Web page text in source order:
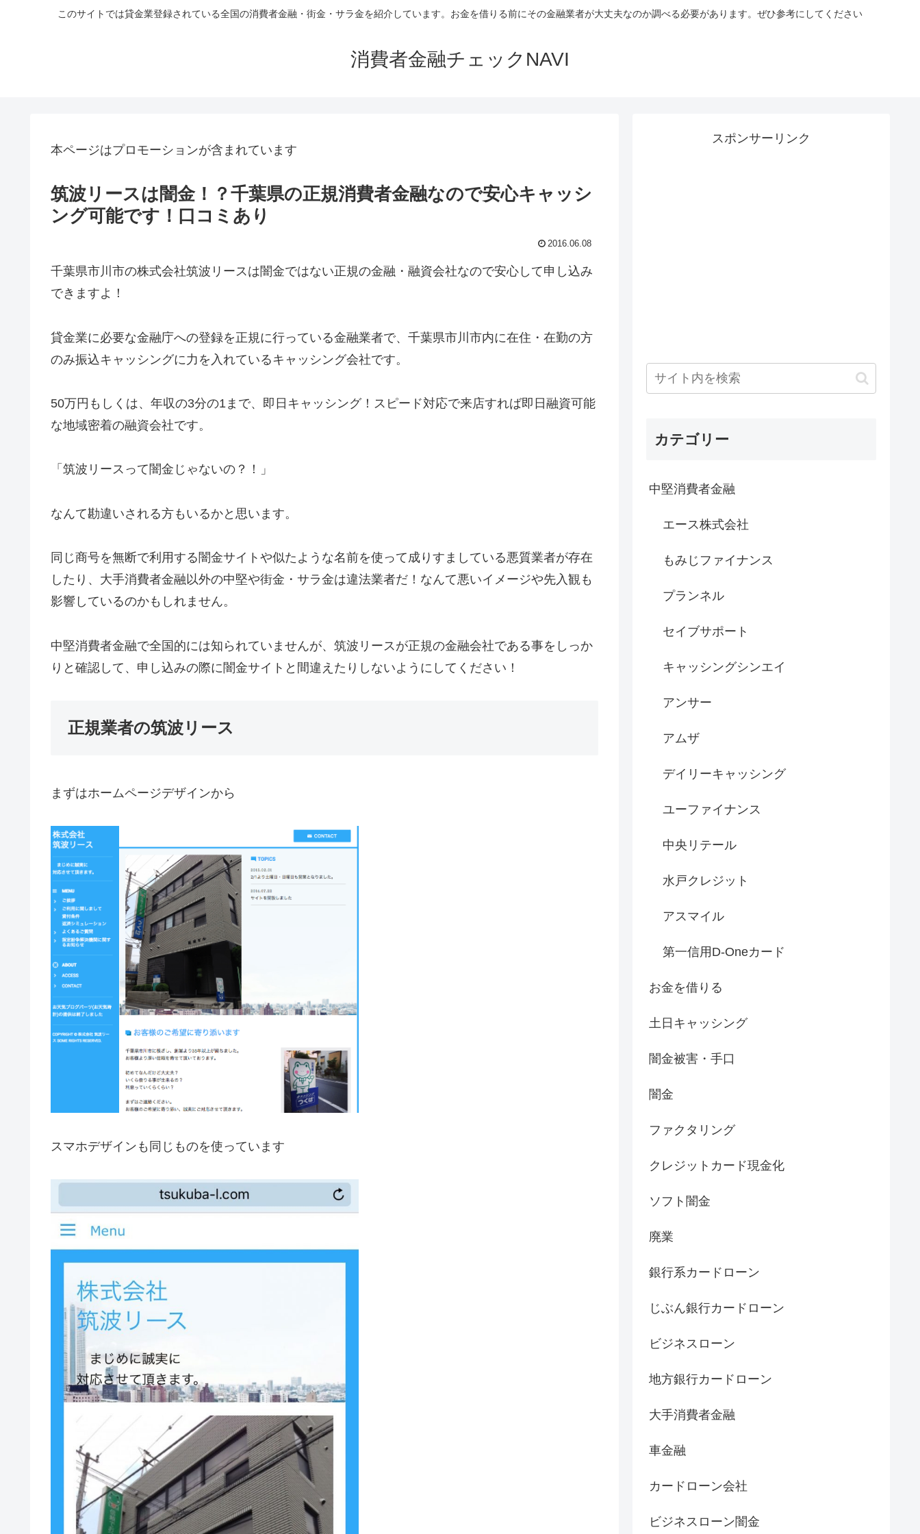
このサイトでは貸金業登録されている全国の消費者金融・街金・サラ金を紹介しています。お金を借りる前にその金融業者が大丈夫なのか調べる必要があります。ぜひ参考にしてください
消費者金融チェックNAVI
本ページはプロモーションが含まれています
筑波リースは闇金！？千葉県の正規消費者金融なので安心キャッシ
ング可能です！口コミあり
2016.06.08
千葉県市川市の株式会社筑波リースは闇金ではない正規の金融・融資会社なので安心して申し込み
できますよ！
貸金業に必要な金融庁への登録を正規に行っている金融業者で、千葉県市川市内に在住・在勤の方
のみ振込キャッシングに力を入れているキャッシング会社です。
50万円もしくは、年収の3分の1まで、即日キャッシング！スピード対応で来店すれば即日融資可能
な地域密着の融資会社です。
「筑波リースって闇金じゃないの？！」
なんて勘違いされる方もいるかと思います。
同じ商号を無断で利用する闇金サイトや似たような名前を使って成りすましている悪質業者が存在
したり、大手消費者金融以外の中堅や街金・サラ金は違法業者だ！なんて悪いイメージや先入観も
影響しているのかもしれません。
中堅消費者金融で全国的には知られていませんが、筑波リースが正規の金融会社である事をしっか
りと確認して、申し込みの際に闇金サイトと間違えたりしないようにしてください！
正規業者の筑波リース
まずはホームページデザインから
スマホデザインも同じものを使っています
スポンサーリンク
カテゴリー
中堅消費者金融
エース株式会社
もみじファイナンス
プランネル
セイブサポート
キャッシングシンエイ
アンサー
アムザ
デイリーキャッシング
ユーファイナンス
中央リテール
水戸クレジット
アスマイル
第一信用D-Oneカード
お金を借りる
土日キャッシング
闇金被害・手口
闇金
ファクタリング
クレジットカード現金化
ソフト闇金
廃業
銀行系カードローン
じぶん銀行カードローン
ビジネスローン
地方銀行カードローン
大手消費者金融
車金融
カードローン会社
ビジネスローン闇金